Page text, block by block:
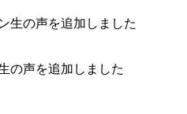
の声を追加しました